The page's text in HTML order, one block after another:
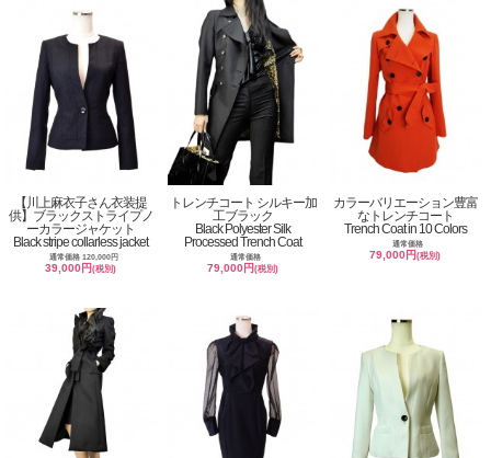
【川上麻衣子さん衣装提
供】ブラックストライプノ
ーカラージャケット
Black stripe collarless jacket
通常価格 120,000円
39,000円(税別)
トレンチコート シルキー加
工ブラック
Black Polyester Silk
Processed Trench Coat
通常価格
79,000円(税別)
カラーバリエーション豊富
なトレンチコート
Trench Coat in 10 Colors
通常価格
79,000円(税別)